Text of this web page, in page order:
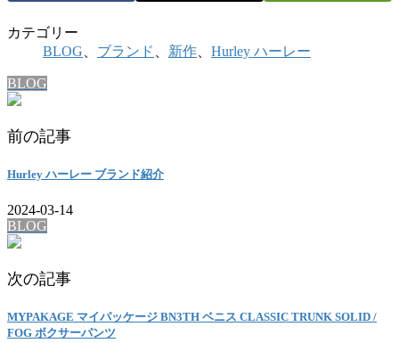
カテゴリー
BLOG
ブランド 新作 Hurley ハーレー
BLOG
前の記事
Hurley ハーレー ブランド紹介
2024-03-14
BLOG
次の記事
MYPAKAGE マイパッケージ BN3TH ベニス CLASSIC TRUNK SOLID /
FOG ボクサーパンツ